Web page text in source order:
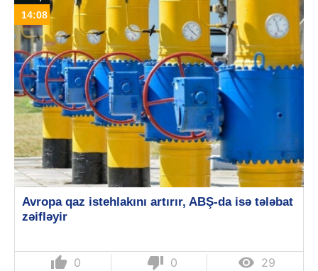
14:08
Avropa qaz istehlakını artırır, ABŞ-da isə tələbat
zəifləyir
thumb_up 0 thumb_down 0  29